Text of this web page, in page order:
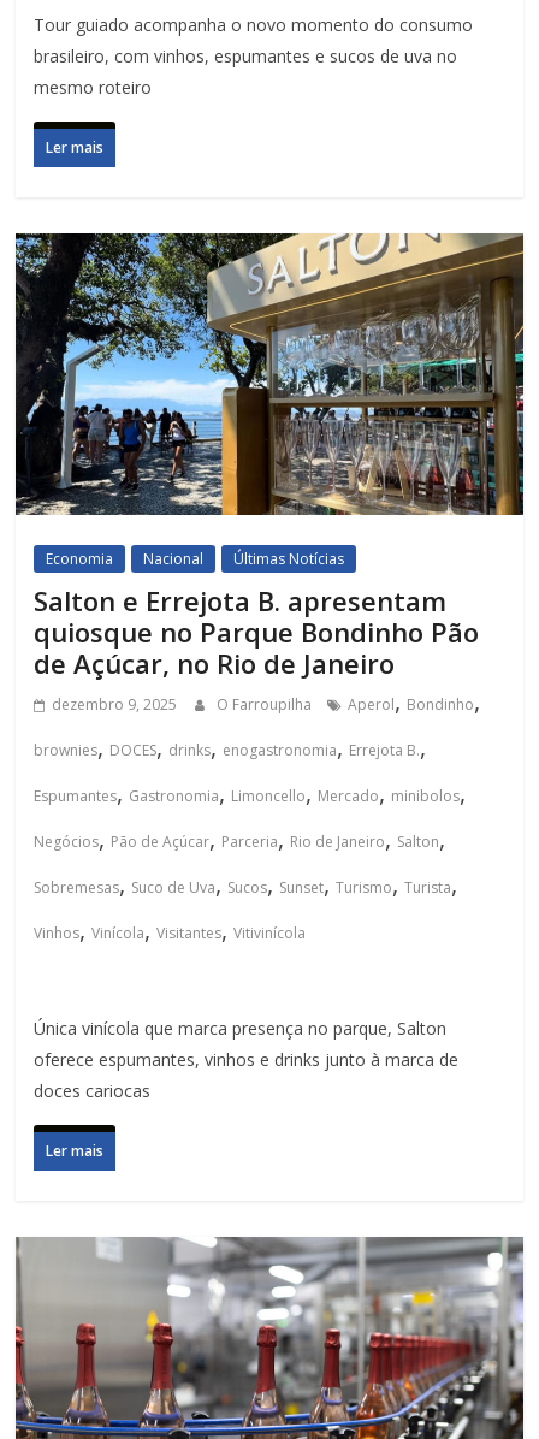
Tour guiado acompanha o novo momento do consumo
brasileiro, com vinhos, espumantes e sucos de uva no
mesmo roteiro
Ler mais
Economia Nacional Últimas Notícias
Salton e Errejota B. apresentam
quiosque no Parque Bondinho Pão
de Açúcar, no Rio de Janeiro
dezembro 9, 2025 O Farroupilha Aperol, Bondinho,
brownies, DOCES, drinks, enogastronomia, Errejota B.,
Espumantes, Gastronomia, Limoncello, Mercado, minibolos,
Negócios, Pão de Açúcar, Parceria, Rio de Janeiro, Salton,
Sobremesas, Suco de Uva, Sucos, Sunset,Turismo,Turista,
Vinhos,Vinícola,Visitantes,Vitivinícola
Única vinícola que marca presença no parque, Salton
oferece espumantes, vinhos e drinks junto à marca de
doces cariocas
Ler mais